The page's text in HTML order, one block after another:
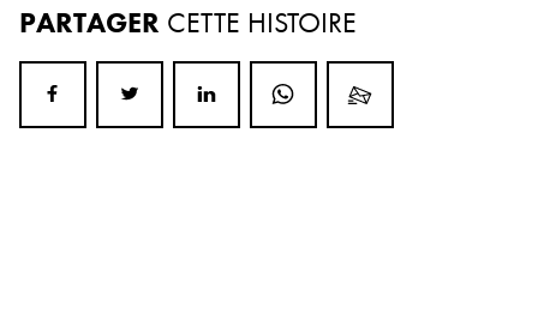
PARTAGER CETTE HISTOIRE